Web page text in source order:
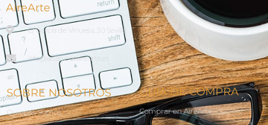
AireArte
C/ García de Vinuesa, 30 Sevilla
info@abanicosairearte.es
SOBRE NOSOTROS
Quienes Somos
GUÍA DE COMPRA
Comprar en AireArte